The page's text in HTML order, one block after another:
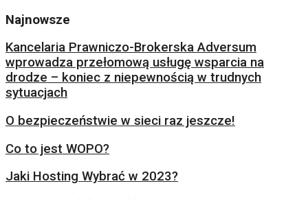
Najnowsze
Kancelaria Prawniczo-Brokerska Adversum
wprowadza przełomową usługę wsparcia na
drodze – koniec z niepewnością w trudnych
sytuacjach
O bezpieczeństwie w sieci raz jeszcze!
Co to jest WOPO?
Jaki Hosting Wybrać w 2023?